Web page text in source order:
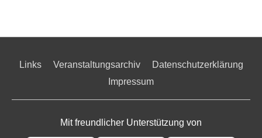
Links Veranstaltungsarchiv
Datenschutzerklärung
Impressum
Mit freundlicher Unterstützung von